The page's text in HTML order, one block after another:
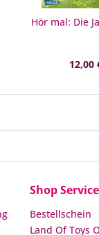
Hör mal: Die
12,00
Shop Service
Bestellschein
Land Of Toys